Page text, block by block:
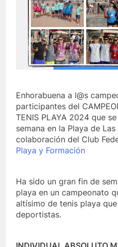
Enhorabuena a l@s
participantes del
TENIS PLAYA 2024 que
semana en la Playa de
colaboración del Club
Playa y Formación
Ha sido un gran fin de
playa en un campeonato
altísimo de tenis playa
deportistas.